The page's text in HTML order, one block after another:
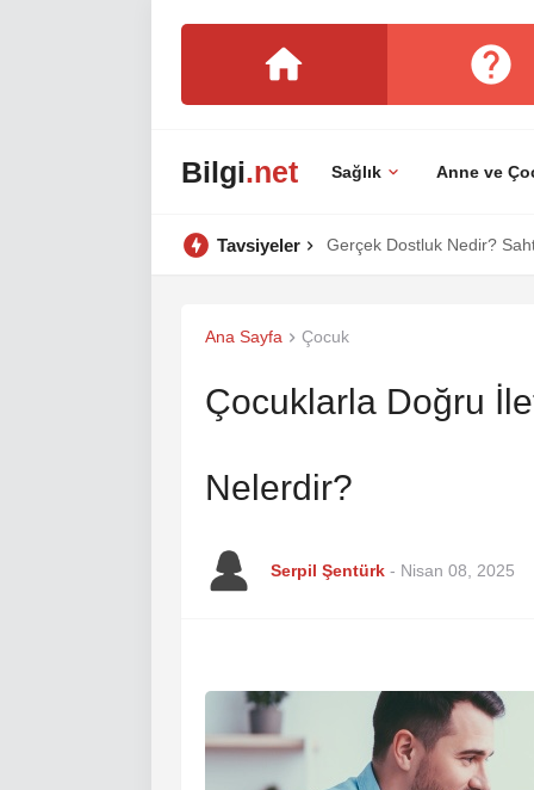
Bilgi.net Sağlık Anne ve
Tavsiyeler Gerçek Dostluk Nedir?
Ana Sayfa Çocuk
Çocuklarla Doğru
Nelerdir?
Serpil Şentürk - Nisan 08, 2025